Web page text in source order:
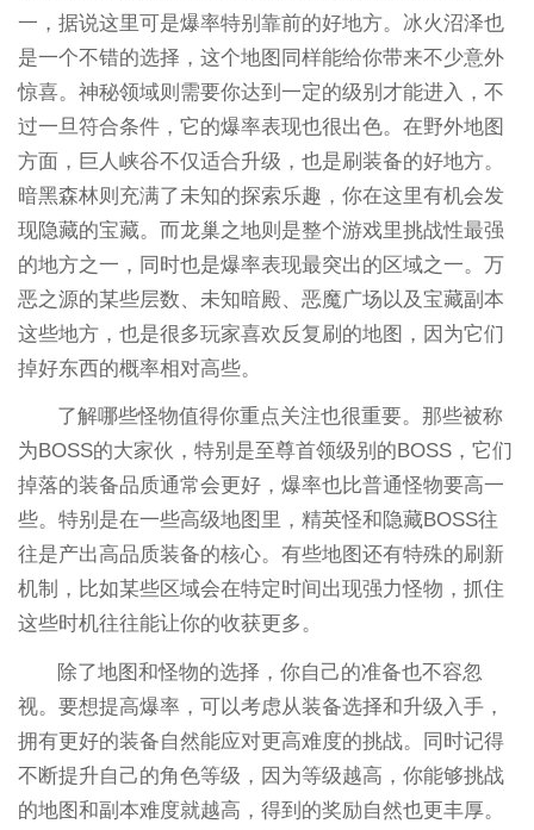
一，据说这里可是爆率特别靠前的好地方。冰火沼泽也
是一个不错的选择，这个地图同样能给你带来不少意外
惊喜。神秘领域则需要你达到一定的级别才能进入，不
过一旦符合条件，它的爆率表现也很出色。在野外地图
方面，巨人峡谷不仅适合升级，也是刷装备的好地方。
暗黑森林则充满了未知的探索乐趣，你在这里有机会发
现隐藏的宝藏。而龙巢之地则是整个游戏里挑战性最强
的地方之一，同时也是爆率表现最突出的区域之一。万
恶之源的某些层数、未知暗殿、恶魔广场以及宝藏副本
这些地方，也是很多玩家喜欢反复刷的地图，因为它们
掉好东西的概率相对高些。
了解哪些怪物值得你重点关注也很重要。那些被称
为BOSS的大家伙，特别是至尊首领级别的BOSS，它们
掉落的装备品质通常会更好，爆率也比普通怪物要高一
些。特别是在一些高级地图里，精英怪和隐藏BOSS往
往是产出高品质装备的核心。有些地图还有特殊的刷新
机制，比如某些区域会在特定时间出现强力怪物，抓住
这些时机往往能让你的收获更多。
除了地图和怪物的选择，你自己的准备也不容忽
视。要想提高爆率，可以考虑从装备选择和升级入手，
拥有更好的装备自然能应对更高难度的挑战。同时记得
不断提升自己的角色等级，因为等级越高，你能够挑战
的地图和副本难度就越高，得到的奖励自然也更丰厚。